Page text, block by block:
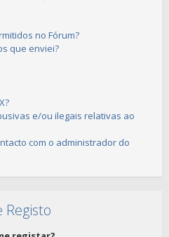
no Fórum?
que enviei?
e/ou ilegais relativas ao
com o administrador do
Registo